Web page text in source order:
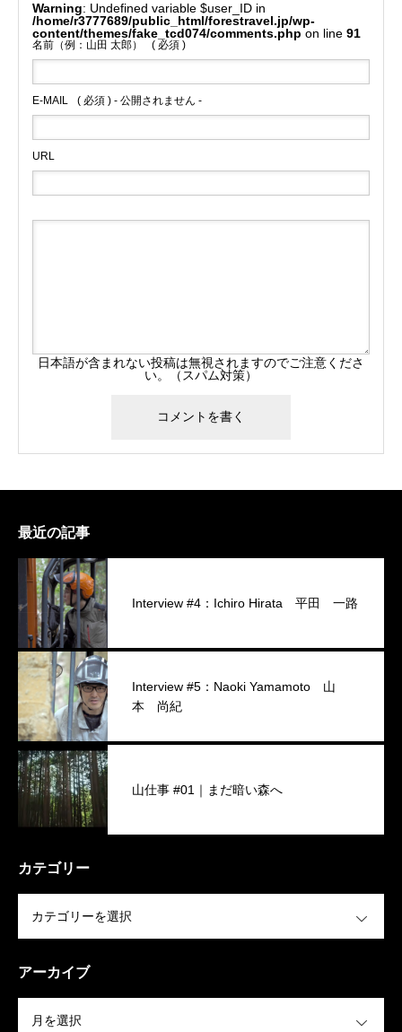
Warning
: Undefined variable $user_ID in
/home/r3777689/public_html/forestravel.jp/wp-
content/themes/fake_tcd074/comments.php on line 91
名前（例：山田 太郎） ( 必須 )
E-MAIL ( 必須 ) - 公開されません -
URL
日本語が含まれない投稿は無視されますのでご注意くださ
い。（スパム対策）
最近の記事
Interview #4：Ichiro Hirata 平田 一路
Interview #5：Naoki Yamamoto 山
本 尚紀
山仕事 #01｜まだ暗い森へ
カテゴリー
アーカイブ